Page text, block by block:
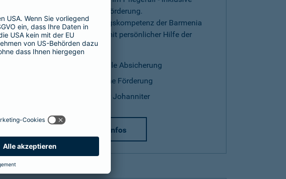
staatlicher Förderung.
Versicherungskompetenz der Barmenia
kombiniert mit persönlicher Hilfe der
Johanniter.
finanzielle Absicherung
staatliche Förderung
Hilfe der Johanniter
mehr Infos